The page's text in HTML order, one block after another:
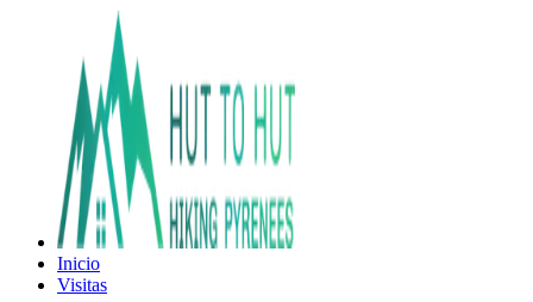
Inicio
Visitas